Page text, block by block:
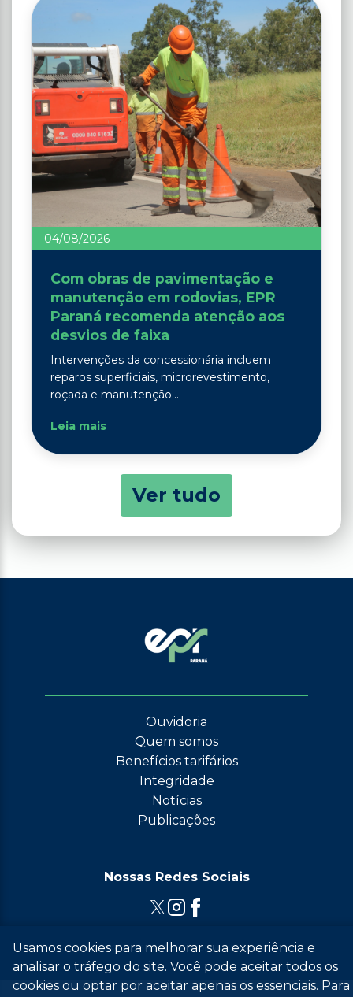
04/08/2026
Com obras de pavimentação e
manutenção em rodovias, EPR
Paraná recomenda atenção aos
desvios de faixa
Intervenções da concessionária incluem
reparos superficiais, microrevestimento,
roçada e manutenção...
Leia mais
Ver tudo
Ouvidoria
Quem somos
Benefícios tarifários
Integridade
Notícias
Publicações
Nossas Redes Sociais
© 2026 Grupo EPR - Todos Os Direitos Reservados
Usamos cookies para melhorar sua experiência e
analisar o tráfego do site. Você pode aceitar todos os
cookies ou optar por aceitar apenas os essenciais. Para